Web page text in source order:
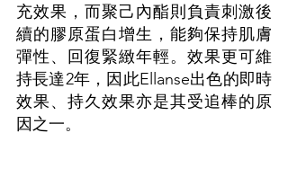
充效果，而聚己內酯則負責刺激後
續的膠原蛋白增生，能夠保持肌膚
彈性、回復緊緻年輕。效果更可維
持長達2年，因此Ellanse出色的即時
效果、持久效果亦是其受追棒的原
因之一。